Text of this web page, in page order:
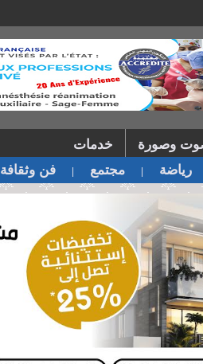
رياضة مجتمع فن وثقافة
وصورة خدمات